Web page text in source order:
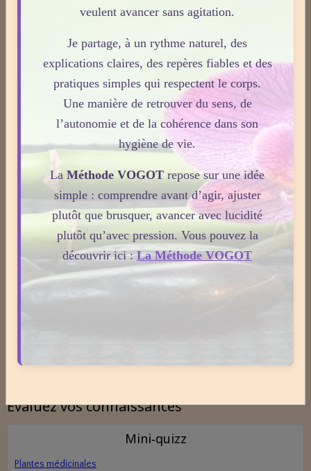
Statistiques
visiteurs -1801pages vues
visiteurs -8494783pages vues
Nombre de pages :
Nombre d'articles :407
ESPACE PUBLICITAIRE
Format : 300 × 250 px
Emplacement disponible
Evaluez vos connaissances
Mini‑quizz
Plantes médicinales
veulent avancer sans agitation.
Je partage, à un rythme naturel, des
explications claires, des repères fiables et des
pratiques simples qui respectent le corps.
Une manière de retrouver du sens, de
l’autonomie et de la cohérence dans son
hygiène de vie.
La Méthode VOGOT repose sur une idée
simple : comprendre avant d’agir, ajuster
plutôt que brusquer, avancer avec lucidité
plutôt qu’avec pression. Vous pouvez la
découvrir ici :La Méthode VOGOT